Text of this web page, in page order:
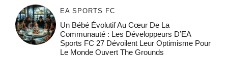
EA SPORTS FC
Un Bébé Évolutif Au Cœur De La
Communauté : Les Développeurs D’EA
Sports FC 27 Dévoilent Leur Optimisme Pour
Le Monde Ouvert The Grounds